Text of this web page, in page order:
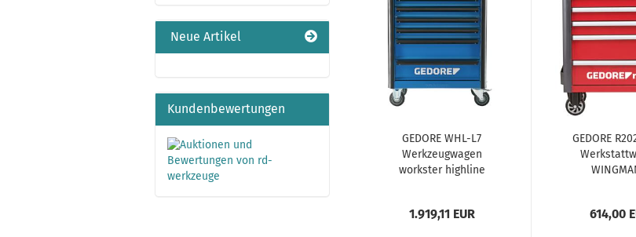
GEDORE WHL-L7
Werkzeugwagen
workster highline
1.919,11 EUR
GEDORE
614,00
Neue Artikel
Kundenbewertungen